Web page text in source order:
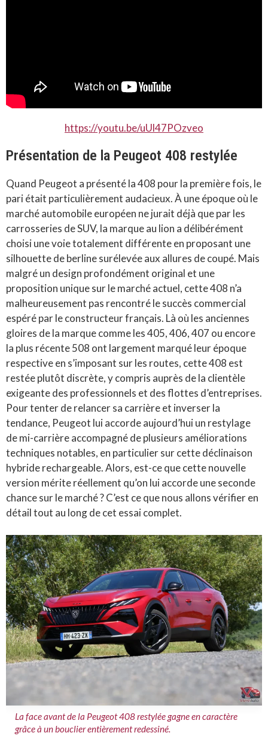
https://youtu.be/uUl47POzveo
Présentation de la Peugeot 408 restylée
Quand Peugeot a présenté la 408 pour la première fois, le
pari était particulièrement audacieux. À une époque où le
marché automobile européen ne jurait déjà que par les
carrosseries de SUV, la marque au lion a délibérément
choisi une voie totalement différente en proposant une
silhouette de berline surélevée aux allures de coupé. Mais
malgré un design profondément original et une
proposition unique sur le marché actuel, cette 408 n’a
malheureusement pas rencontré le succès commercial
espéré par le constructeur français. Là où les anciennes
gloires de la marque comme les 405, 406, 407 ou encore
la plus récente 508 ont largement marqué leur époque
respective en s’imposant sur les routes, cette 408 est
restée plutôt discrète, y compris auprès de la clientèle
exigeante des professionnels et des flottes d’entreprises.
Pour tenter de relancer sa carrière et inverser la
tendance, Peugeot lui accorde aujourd’hui un restylage
de mi-carrière accompagné de plusieurs améliorations
techniques notables, en particulier sur cette déclinaison
hybride rechargeable. Alors, est-ce que cette nouvelle
version mérite réellement qu’on lui accorde une seconde
chance sur le marché ? C’est ce que nous allons vérifier en
détail tout au long de cet essai complet.
La face avant de la Peugeot 408 restylée gagne en caractère
grâce à un bouclier entièrement redessiné.